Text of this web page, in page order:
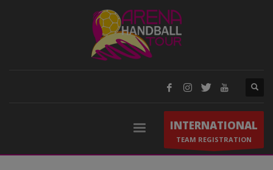
INTERNATIONAL
TEAM REGISTRATION